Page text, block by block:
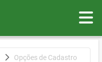
Opções de Cadastro